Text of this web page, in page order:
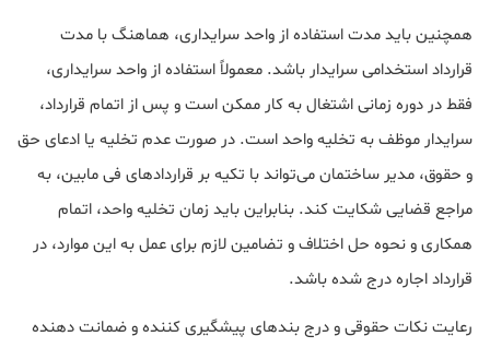
همچنین باید مدت استفاده از واحد سرایداری، هماهنگ با مدت
قرارداد استخدامی سرایدار باشد. معمولاً استفاده از واحد سرایداری،
فقط در دوره زمانی اشتغال به کار ممکن است و پس از اتمام قرارداد،
سرایدار موظف به تخلیه واحد است. در صورت عدم تخلیه یا ادعای حق
و حقوق، مدیر ساختمان می‌تواند با تکیه بر قراردادهای فی مابین، به
مراجع قضایی شکایت کند. بنابراین باید زمان تخلیه واحد، اتمام
همکاری و نحوه حل اختلاف و تضامین لازم برای عمل به این موارد، در
قرارداد اجاره درج شده باشد.
رعایت نکات حقوقی و درج بندهای پیشگیری کننده و ضمانت دهنده